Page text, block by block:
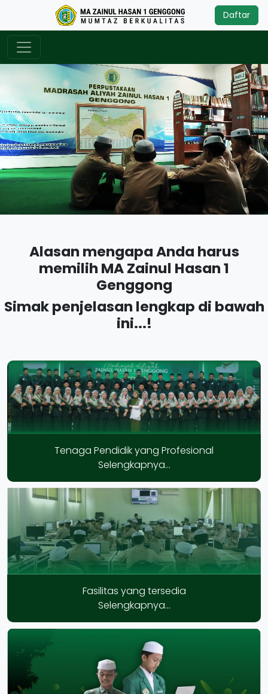
Daftar
Alasan mengapa Anda harus
memilih MA Zainul Hasan 1
Genggong
Simak penjelasan lengkap di bawah
ini...!
Tenaga Pendidik yang Profesional
Selengkapnya...
Fasilitas yang tersedia
Selengkapnya...